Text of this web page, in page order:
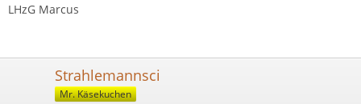
LHzG Marcus
Strahlemannsci
Mr. Käsekuchen